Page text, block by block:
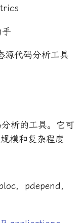
源代码分析工具
析的工具。它可
模和复杂程度
，pdepend，